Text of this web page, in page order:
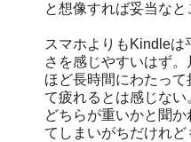
と想像すれば妥当なと
スマホよりもKindleは
さを感じやすいはず
ほど長時間にわたって
て疲れるとは感じない
どちらが重いかと聞か
てしまいがちだけれ